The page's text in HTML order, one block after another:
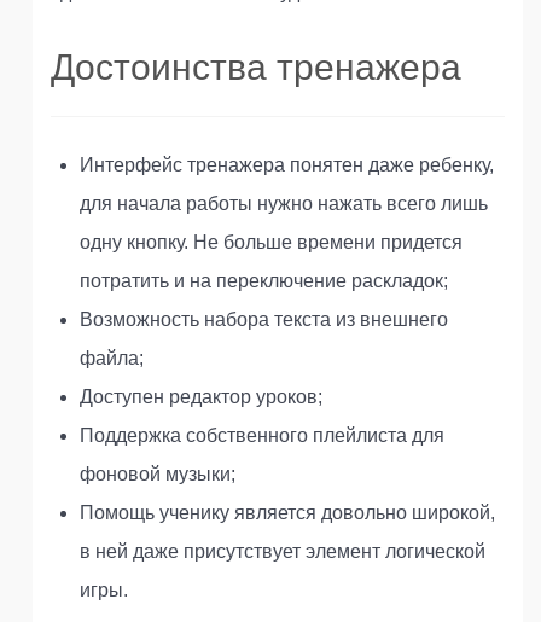
Достоинства тренажера
Интерфейс тренажера понятен даже ребенку,
для начала работы нужно нажать всего лишь
одну кнопку. Не больше времени придется
потратить и на переключение раскладок;
Возможность набора текста из внешнего
файла;
Доступен редактор уроков;
Поддержка собственного плейлиста для
фоновой музыки;
Помощь ученику является довольно широкой,
в ней даже присутствует элемент логической
игры.